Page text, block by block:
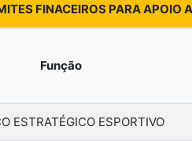
FINACEIROS PARA APOIO
Função
ESTRATÉGICO ESPORTIVO